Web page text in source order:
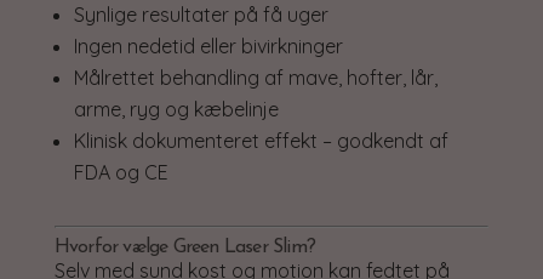
Synlige resultater på få uger
Ingen nedetid eller bivirkninger
Målrettet behandling af mave, hofter, lår,
arme, ryg og kæbelinje
Klinisk dokumenteret effekt – godkendt af
FDA og CE
Hvorfor vælge Green Laser Slim?
Selv med sund kost og motion kan fedtet på